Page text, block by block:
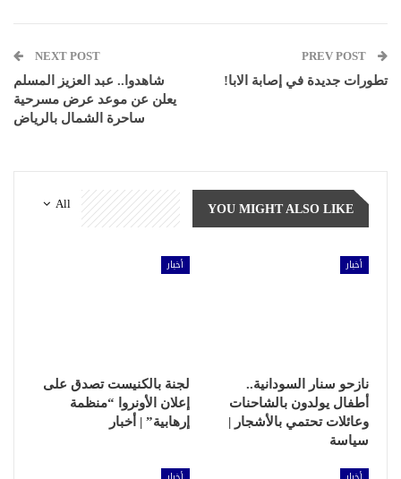
تطورات جديدة في إصابة الابا!
NEXT POST
شاهدوا.. عبد العزيز المسلم
يعلن عن موعد عرض مسرحية
ساحرة الشمال بالرياض
All YOU MIGHT ALSO LIKE
أخبار
نازحو سنار السودانية..
أطفال يولدون بالشاحنات
وعائلات تحتمي بالأشجار |
سياسة
أخبار
لجنة بالكنيست تصدق على
إعلان الأونروا “منظمة
إرهابية” | أخبار